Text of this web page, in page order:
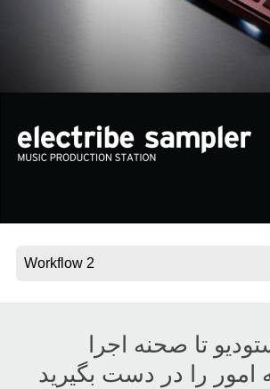
تا صحنه اجرا
امور را در دست بگیرید